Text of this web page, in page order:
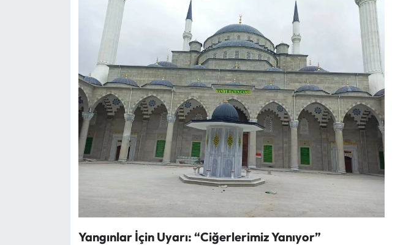
Yangınlar İçin Uyarı: “Ciğerlerimiz Yanıyor”